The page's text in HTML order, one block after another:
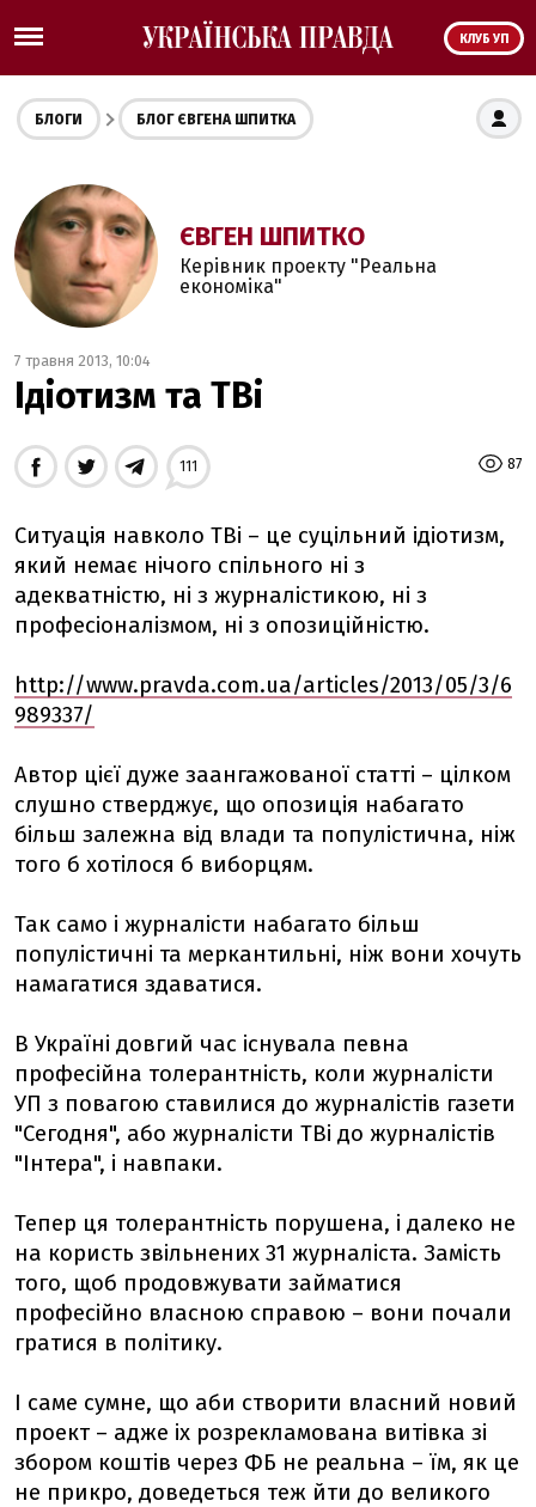
КЛУБ УП
БЛОГИ БЛОГ ЄВГЕНА ШПИТКА
ЄВГЕН ШПИТКО
Керівник проекту "Реальна
економіка"
7 травня 2013, 10:04
Ідіотизм та ТВі
87
111
Ситуація навколо ТВі – це суцільний ідіотизм,
який немає нічого спільного ні з
адекватністю, ні з журналістикою, ні з
професіоналізмом, ні з опозиційністю.
http://www.pravda.com.ua/articles/2013/05/3/6
989337/
Автор цієї дуже заангажованої статті – цілком
слушно стверджує, що опозиція набагато
більш залежна від влади та популістична, ніж
того б хотілося б виборцям.
Так само і журналісти набагато більш
популістичні та меркантильні, ніж вони хочуть
намагатися здаватися.
В Україні довгий час існувала певна
професійна толерантність, коли журналісти
УП з повагою ставилися до журналістів газети
"Сегодня", або журналісти ТВі до журналістів
"Інтера", і навпаки.
Тепер ця толерантність порушена, і далеко не
на користь звільнених 31 журналіста. Замість
того, щоб продовжувати займатися
професійно власною справою – вони почали
гратися в політику.
І саме сумне, що аби створити власний новий
проект – адже іх розрекламована витівка зі
збором коштів через ФБ не реальна – їм, як це
не прикро, доведеться теж йти до великого